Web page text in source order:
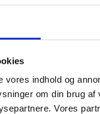
vores indhold og
om din brug
Vores